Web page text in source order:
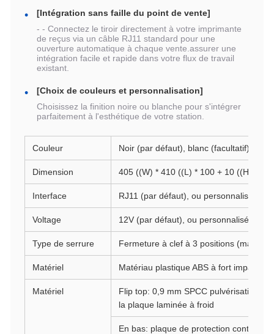
[Intégration sans faille du point de vente]
- - Connectez le tiroir directement à votre imprimante
de reçus via un câble RJ11 standard pour une
ouverture automatique à chaque vente.assurer une
intégration facile et rapide dans votre flux de travail
existant.
[Choix de couleurs et personnalisation]
Choisissez la finition noire ou blanche pour s'intégrer
parfaitement à l'esthétique de votre station.
Couleur Noir (par défaut), blanc (facultatif)
Dimension 405 ((W) * 410 ((L) * 100 + 10 ((H) mm
Interface RJ11 (par défaut), ou personnalisé
Voltage 12V (par défaut), ou personnalisé
Type de serrure Fermeture à clef à 3 positions
Matériel Matériau plastique ABS à fort impact
Matériel
Flip top: 0,9 mm SPCC pulvérisation
la plaque laminée à froid
En bas: plaque de protection contre les